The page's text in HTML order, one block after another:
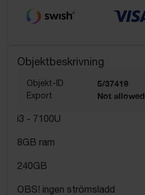
Objektbeskrivning
Objekt-ID 5/37419
Export Not allowed
i3 - 7100U
8GB ram
240GB
OBS! ingen strömsladd